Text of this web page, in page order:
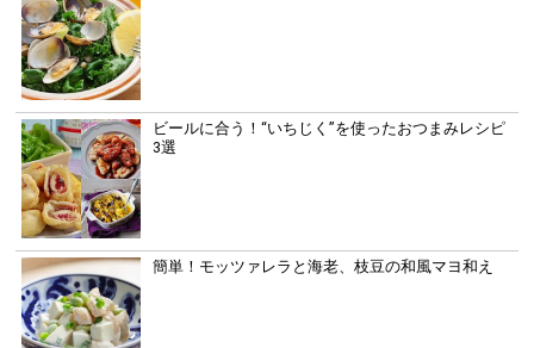
ビールに合う！“いちじく”を使ったおつまみレシピ
3選
簡単！モッツァレラと海老、枝豆の和風マヨ和え